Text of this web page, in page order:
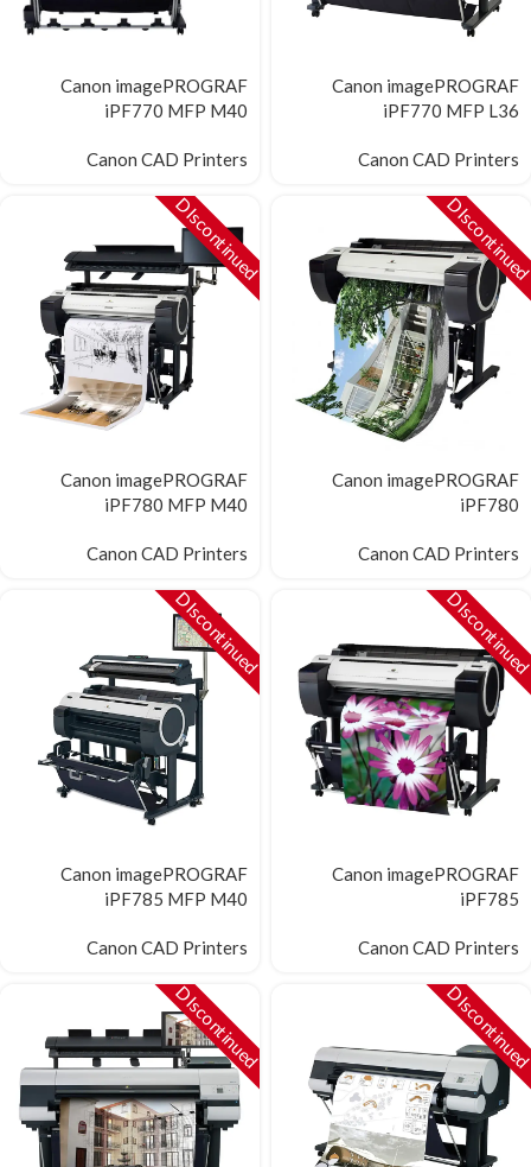
Canon imagePROGRAF
iPF770 MFP L36
Canon CAD Printers
Canon imagePROGRAF
iPF770 MFP M40
Canon CAD Printers
Canon imagePROGRAF
iPF780
Canon CAD Printers
Canon imagePROGRAF
iPF780 MFP M40
Canon CAD Printers
DIscontinued
Canon imagePROGRAF
iPF785
Canon CAD Printers
Canon imagePROGRAF
iPF785 MFP M40
Canon CAD Printers
DIscontinued
DIscontinued